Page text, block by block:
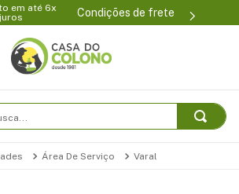
em até 6x
Condições de frete
Área De Serviço Varal